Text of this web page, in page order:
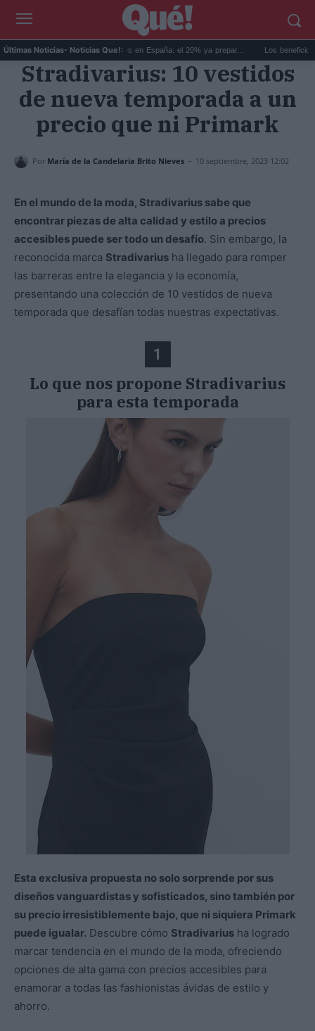
Últimas Noticias- Noticias Que!:
Los jóvenes opositores en España: el 20% ya prepar... Los beneficios de
Stradivarius: 10 vestidos
de nueva temporada a un
precio que ni Primark
Por María de la Candelaria Brito Nieves - 10 septiembre, 2023 12:02
En el mundo de la moda, Stradivarius sabe que
encontrar piezas de alta calidad y estilo a precios
accesibles puede ser todo un desafío. Sin embargo, la
reconocida marca Stradivarius ha llegado para romper
las barreras entre la elegancia y la economía,
presentando una colección de 10 vestidos de nueva
temporada que desafían todas nuestras expectativas.
1
Lo que nos propone Stradivarius
para esta temporada
Esta exclusiva propuesta no solo sorprende por sus
diseños vanguardistas y sofisticados, sino también por
su precio irresistiblemente bajo, que ni siquiera Primark
puede igualar. Descubre cómo Stradivarius ha logrado
marcar tendencia en el mundo de la moda, ofreciendo
opciones de alta gama con precios accesibles para
enamorar a todas las fashionistas ávidas de estilo y
ahorro.